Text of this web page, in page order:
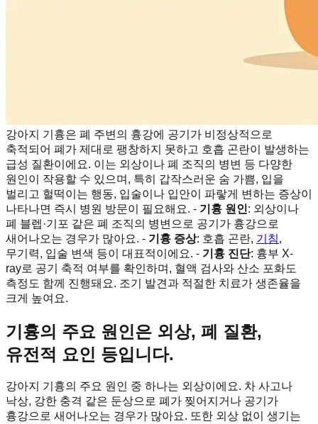
강아지 기흉은 폐 주변의 흉강에 공기가 비정상적으로
축적되어 폐가 제대로 팽창하지 못하고 호흡 곤란이 발생하는
급성 질환이에요. 이는 외상이나 폐 조직의 병변 등 다양한
원인이 작용할 수 있으며, 특히 갑작스러운 숨 가쁨, 입을
벌리고 헐떡이는 행동, 입술이나 입안이 파랗게 변하는 증상이
나타나면 즉시 병원 방문이 필요해요. - 기흉 원인: 외상이나
폐 블렙·기포 같은 폐 조직의 병변으로 공기가 흉강으로
새어나오는 경우가 많아요. - 기흉 증상: 호흡 곤란, 기침,
무기력, 입술 변색 등이 대표적이에요. - 기흉 진단: 흉부 X-
ray로 공기 축적 여부를 확인하며, 혈액 검사와 산소 포화도
측정도 함께 진행돼요. 조기 발견과 적절한 치료가 생존율을
크게 높여요.
기흉의 주요 원인은 외상, 폐 질환,
유전적 요인 등입니다.
강아지 기흉의 주요 원인 중 하나는 외상이에요. 차 사고나
낙상, 강한 충격 같은 둔상으로 폐가 찢어지거나 공기가
흉강으로 새어나오는 경우가 많아요. 또한 외상 없이 생기는